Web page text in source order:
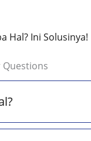
Hal? Ini Solusinya!
Questions